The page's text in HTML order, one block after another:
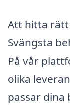
Att hitta
Svängsta
På vår
olika
passar dina